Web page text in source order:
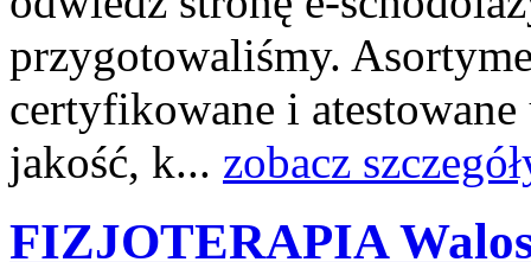
przygotowaliśmy.
certyfikowane i
jakość, k... zobacz
FIZJOTERAPIA